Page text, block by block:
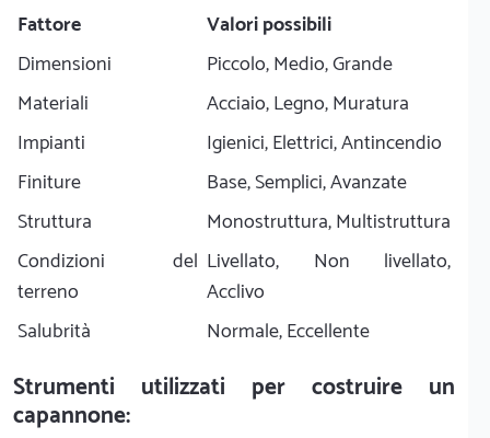
Fattore
Valori possibili
Dimensioni
Piccolo, Medio, Grande
Materiali
Acciaio, Legno, Muratura
Impianti
Igienici, Elettrici, Antincendio
Finiture
Base, Semplici, Avanzate
Struttura
Monostruttura, Multistruttura
Condizioni del
terreno
Livellato, Non livellato,
Acclivo
Salubrità
Normale, Eccellente
Strumenti utilizzati per costruire un
capannone: